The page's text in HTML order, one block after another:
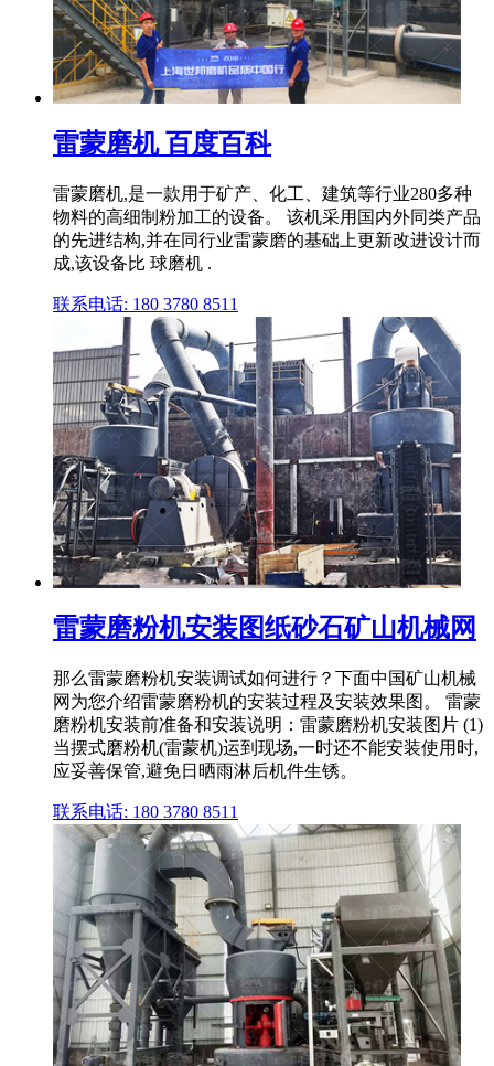
雷蒙磨机 百度百科
雷蒙磨机,是一款用于矿产、化工、建筑等行业280多种
物料的高细制粉加工的设备。 该机采用国内外同类产品
的先进结构,并在同行业雷蒙磨的基础上更新改进设计而
成,该设备比 球磨机 .
联系电话: 180 3780 8511
雷蒙磨粉机安装图纸砂石矿山机械网
那么雷蒙磨粉机安装调试如何进行？下面中国矿山机械
网为您介绍雷蒙磨粉机的安装过程及安装效果图。 雷蒙
磨粉机安装前准备和安装说明：雷蒙磨粉机安装图片 (1)
当摆式磨粉机(雷蒙机)运到现场,一时还不能安装使用时,
应妥善保管,避免日晒雨淋后机件生锈。
联系电话: 180 3780 8511